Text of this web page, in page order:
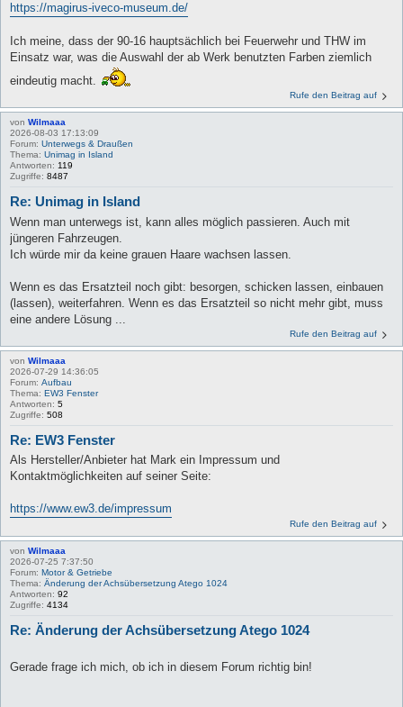
https://magirus-iveco-museum.de/
Ich meine, dass der 90-16 hauptsächlich bei Feuerwehr und THW im
Einsatz war, was die Auswahl der ab Werk benutzten Farben ziemlich
eindeutig macht.
Rufe den Beitrag auf
von Wilmaaa
2026-08-03 17:13:09
Forum: Unterwegs & Draußen
Thema: Unimag in Island
Antworten: 119
Zugriffe: 8487
Re: Unimag in Island
Wenn man unterwegs ist, kann alles möglich passieren. Auch mit
jüngeren Fahrzeugen.
Ich würde mir da keine grauen Haare wachsen lassen.
Wenn es das Ersatzteil noch gibt: besorgen, schicken lassen, einbauen
(lassen), weiterfahren. Wenn es das Ersatzteil so nicht mehr gibt, muss
eine andere Lösung ...
Rufe den Beitrag auf
von Wilmaaa
2026-07-29 14:36:05
Forum: Aufbau
Thema: EW3 Fenster
Antworten: 5
Zugriffe: 508
Re: EW3 Fenster
Als Hersteller/Anbieter hat Mark ein Impressum und
Kontaktmöglichkeiten auf seiner Seite:
https://www.ew3.de/impressum
Rufe den Beitrag auf
von Wilmaaa
2026-07-25 7:37:50
Forum: Motor & Getriebe
Thema: Änderung der Achsübersetzung Atego 1024
Antworten: 92
Zugriffe: 4134
Re: Änderung der Achsübersetzung Atego 1024
Gerade frage ich mich, ob ich in diesem Forum richtig bin!